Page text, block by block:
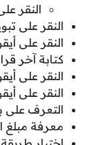
النقر
النقر على
النقر على
كتابة آخر
النقر على
النقر على
التعرف على
معرفة مبلغ